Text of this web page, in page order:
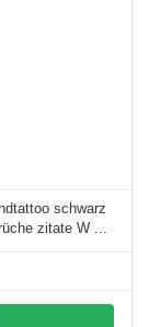
schwarz
zitate W ...